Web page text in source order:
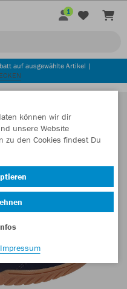
1
auf ausgewählte Artikel |
können wir dir
unsere Website
zu den Cookies findest Du
Impressum